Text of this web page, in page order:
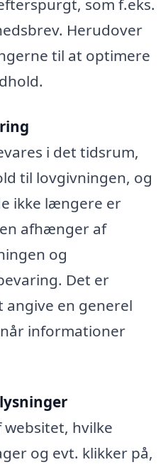
som f.eks.
Herudover
til at optimere
i det tidsrum,
til lovgivningen, og
ikke længere er
afhænger af
og
Det er
en generel
informationer
hvilke
og evt. klikker på,